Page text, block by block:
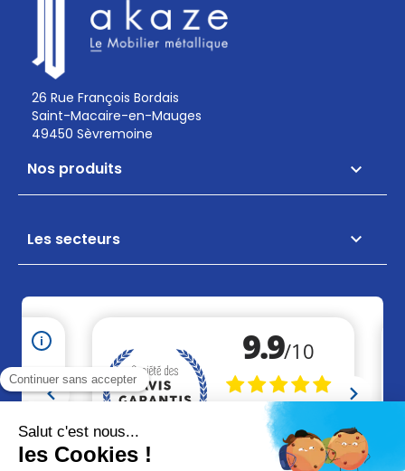
26 Rue François Bordais
Saint-Macaire-en-Mauges
49450 Sèvremoine
Nos produits 
Les secteurs 